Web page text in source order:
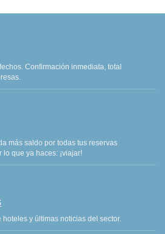
Confirmación inmediata, total
más saldo por todas tus reservas
que ya haces: ¡viajar!
y últimas noticias del sector.